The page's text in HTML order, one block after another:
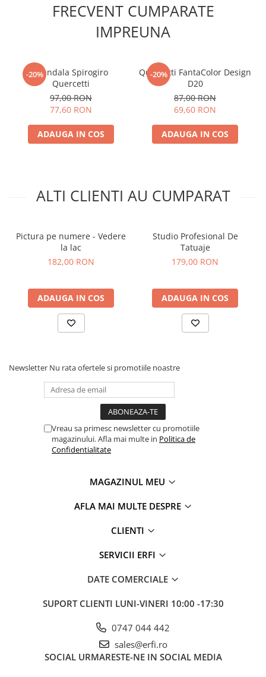
FRECVENT CUMPARATE
IMPREUNA
-20%Mandala Spirogiro
Quercetti
97,00 RON
77,60 RON
ADAUGA IN COS
-20%
Quercetti FantaColor Design
D20
87,00 RON
69,60 RON
ADAUGA IN COS
ALTI CLIENTI AU CUMPARAT
Pictura pe numere - Vedere
la lac
182,00 RON
ADAUGA IN COS
Studio Profesional De
Tatuaje
179,00 RON
ADAUGA IN COS
Newsletter Nu rata ofertele si promotiile noastre
Vreau sa primesc newsletter cu promotiile
magazinului. Afla mai multe in Politica de
Confidentialitate
MAGAZINUL MEU
AFLA MAI MULTE DESPRE
CLIENTI
SERVICII ERFI
DATE COMERCIALE
SUPORT CLIENTI LUNI-VINERI 10:00 -17:30
0747 044 442
sales@erfi.ro
SOCIAL URMARESTE-NE IN SOCIAL MEDIA